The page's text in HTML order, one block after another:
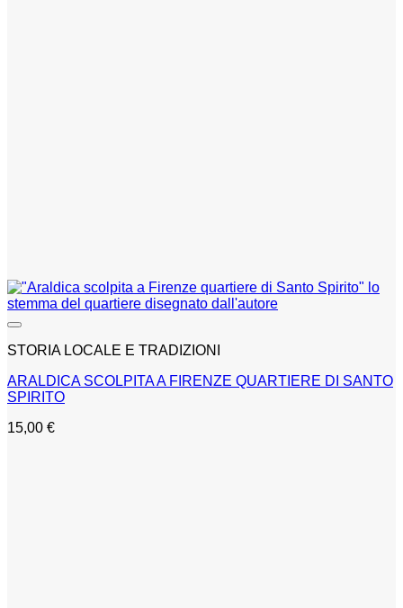
STORIA LOCALE E TRADIZIONI
ARALDICA SCOLPITA A FIRENZE QUARTIERE DI SANTO
SPIRITO
15,00 €